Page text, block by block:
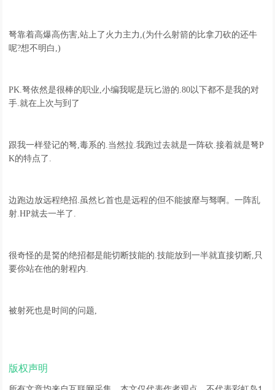
弩靠着高爆高伤害,站上了火力主力,(为什么射箭的比拿刀砍的还牛
呢?想不明白,)
PK.弩依然是很棒的职业,小编我呢是玩匕游的.80以下都不是我的对
手.就在上次与到了
跟我一样登记的弩,毒系的.当然拉.我跑过去就是一阵砍.接着就是弩P
K的特点了.
边跑边放远程绝招.虽然匕首也是远程的但不能披靡与驽啊。一阵乱
射.HP就去一半了.
很奇怪的是胬的绝招都是能切断技能的.技能放到一半就直接切断,只
要你站在他的射程内.
被射死也是时间的问题,
版权声明